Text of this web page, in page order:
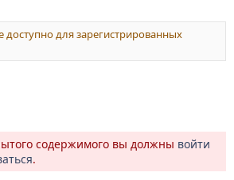
для зарегистрированных
содержимого вы должны войти
.